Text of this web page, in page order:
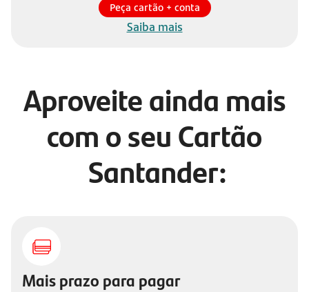
Peça cartão + conta
Saiba mais
Aproveite ainda mais
com o seu Cartão
Santander:
Mais prazo para pagar